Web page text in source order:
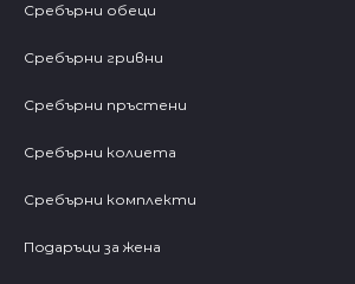
Сребърни обеци
Сребърни гривни
Сребърни пръстени
Сребърни колиета
Сребърни комплекти
Подаръци за жена